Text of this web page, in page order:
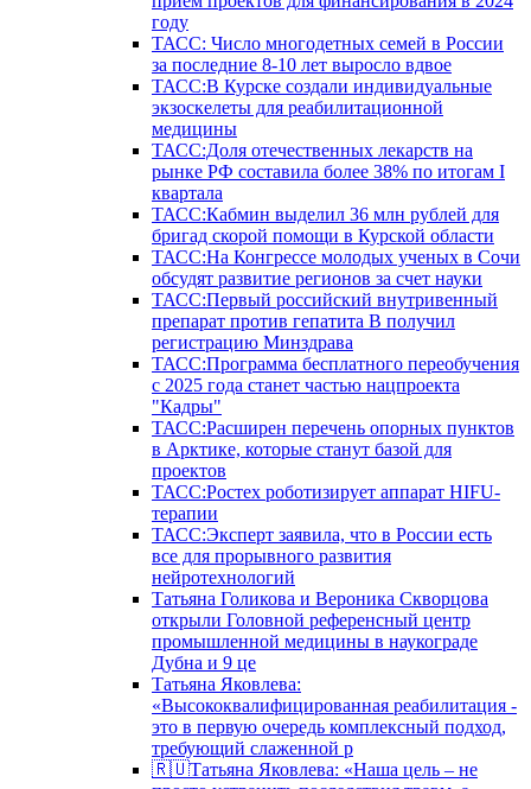
году
ТАСС: Число многодетных семей в России
за последние 8-10 лет выросло вдвое
ТАСС:В Курске создали индивидуальные
экзоскелеты для реабилитационной
медицины
ТАСС:Доля отечественных лекарств на
рынке РФ составила более 38% по итогам I
квартала
ТАСС:Кабмин выделил 36 млн рублей для
бригад скорой помощи в Курской области
ТАСС:На Конгрессе молодых ученых в Сочи
обсудят развитие регионов за счет науки
ТАСС:Первый российский внутривенный
препарат против гепатита В получил
регистрацию Минздрава
ТАСС:Программа бесплатного переобучения
с 2025 года станет частью нацпроекта
"Кадры"
ТАСС:Расширен перечень опорных пунктов
в Арктике, которые станут базой для
проектов
ТАСС:Ростех роботизирует аппарат HIFU-
терапии
ТАСС:Эксперт заявила, что в России есть
все для прорывного развития
нейротехнологий
Татьяна Голикова и Вероника Скворцова
открыли Головной референсный центр
промышленной медицины в наукограде
Дубна и 9 це
Татьяна Яковлева:
«Высококвалифицированная реабилитация -
это в первую очередь комплексный подход,
требующий слаженной р
🇷🇺Татьяна Яковлева: «Наша цель – не